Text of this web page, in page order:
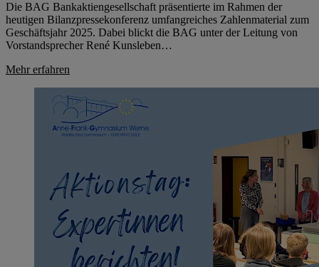
Die BAG Bankaktiengesellschaft präsentierte im Rahmen der
heutigen Bilanzpressekonferenz umfangreiches Zahlenmaterial zum
Geschäftsjahr 2025. Dabei blickt die BAG unter der Leitung von
Vorstandsprecher René Kunsleben…
Mehr erfahren